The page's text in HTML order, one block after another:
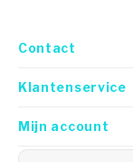
Contact
Klantenservice
Mijn account